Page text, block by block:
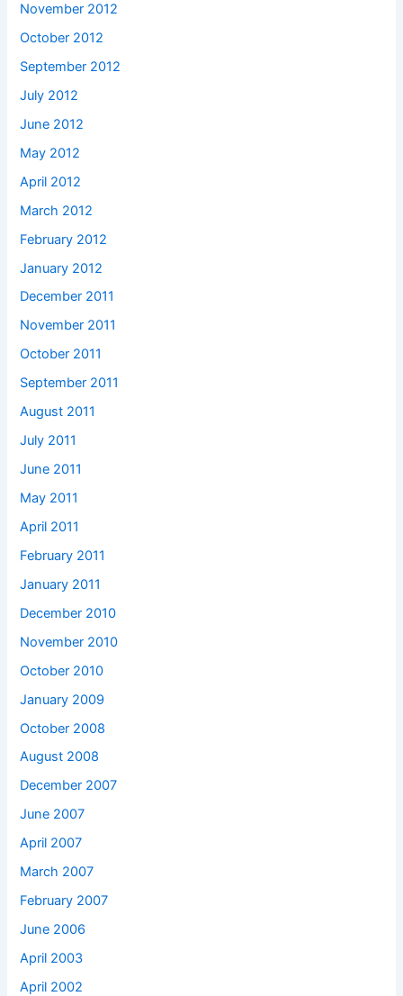
November 2012
October 2012
September 2012
July 2012
June 2012
May 2012
April 2012
March 2012
February 2012
January 2012
December 2011
November 2011
October 2011
September 2011
August 2011
July 2011
June 2011
May 2011
April 2011
February 2011
January 2011
December 2010
November 2010
October 2010
January 2009
October 2008
August 2008
December 2007
June 2007
April 2007
March 2007
February 2007
June 2006
April 2003
April 2002